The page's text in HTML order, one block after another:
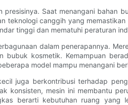
presisinya. Saat menangani
teknologi canggih yang
tinggi dan mematuhi peraturan
dalam penerapannya.
bubuk kosmetik. Kemampuan
model mampu menangani
juga berkontribusi terhadap
konsisten, mesin ini membantu
berarti kebutuhan ruang